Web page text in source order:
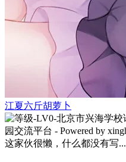
江夏六斤胡萝卜
这家伙很懒，什么都没有写...